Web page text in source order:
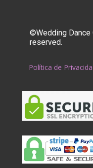
©Wedding Dance
reserved.
Política de